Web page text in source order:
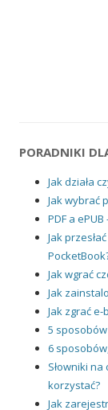
PORADNIKI
Jak działa
Jak wybrać
PDF a
Jak
Jak wgrać
Jak
Jak zgrać
5
6
Słowniki
korzystać?
Jak